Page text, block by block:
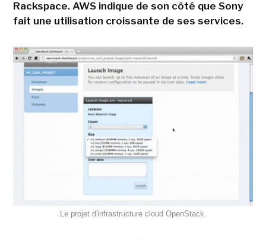
Rackspace. AWS indique de son côté que Sony
fait une utilisation croissante de ses services.
Le projet d'infrastructure cloud OpenStack.